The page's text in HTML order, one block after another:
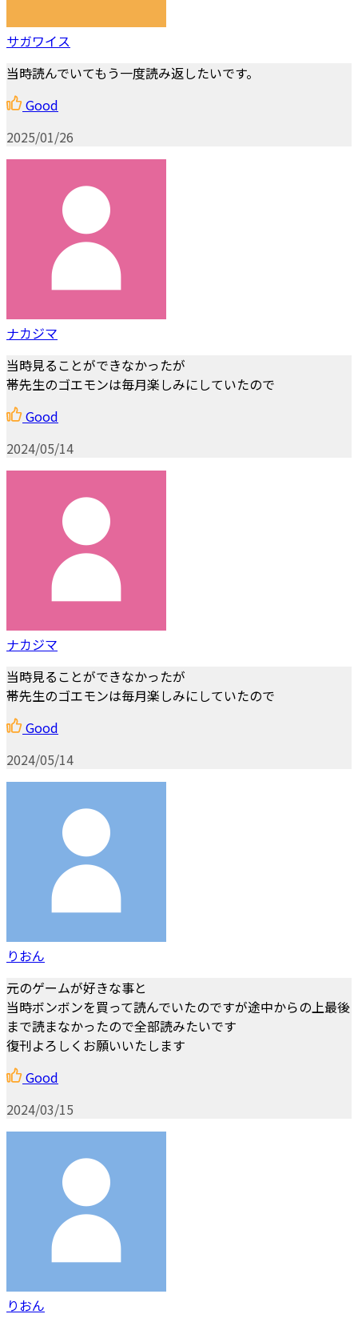
サガワイス
当時読んでいてもう一度読み返したいです。
Good
2025/01/26
ナカジマ
当時見ることができなかったが
帯先生のゴエモンは毎月楽しみにしていたので
Good
2024/05/14
ナカジマ
当時見ることができなかったが
帯先生のゴエモンは毎月楽しみにしていたので
Good
2024/05/14
りおん
元のゲームが好きな事と
当時ボンボンを買って読んでいたのですが途中からの上最後
まで読まなかったので全部読みたいです
復刊よろしくお願いいたします
Good
2024/03/15
りおん